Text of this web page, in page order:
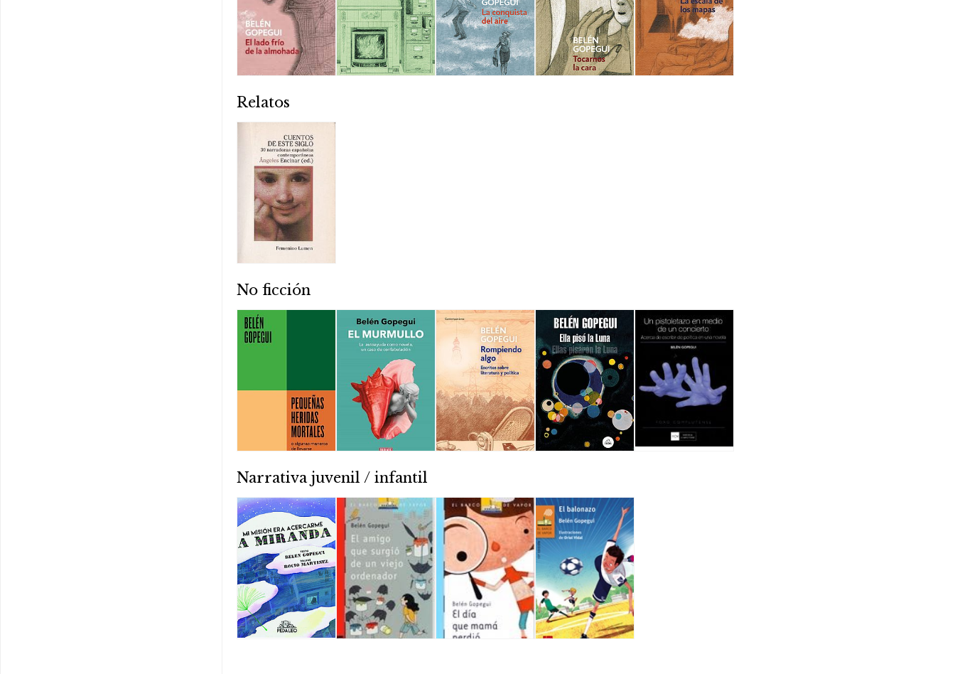
Relatos
No ficción
Narrativa juvenil / infantil